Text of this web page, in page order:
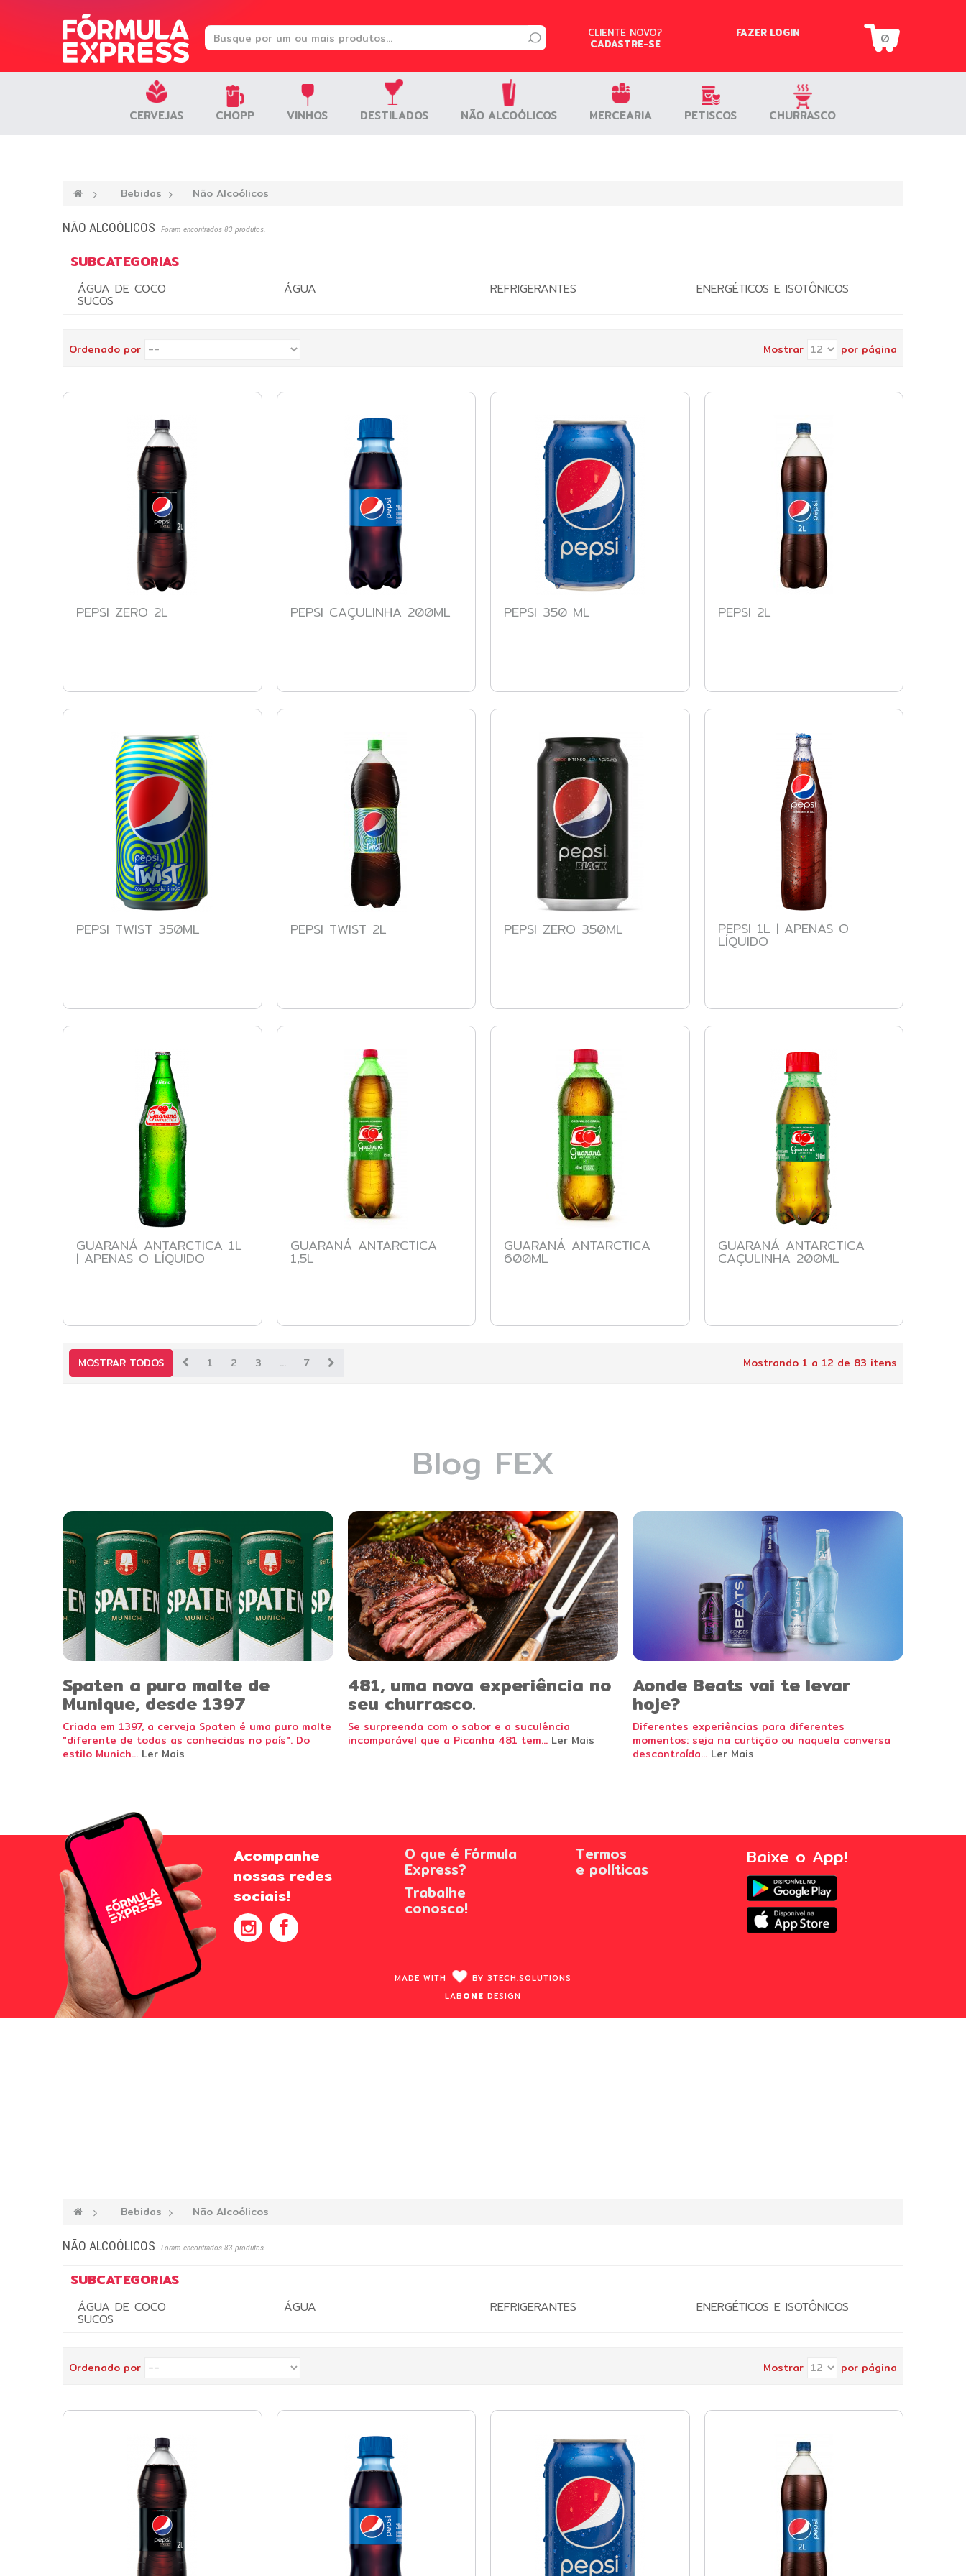
CLIENTE NOVO?
CADASTRE-SE
FAZER LOGIN 0
CERVEJAS CHOPP VINHOS DESTILADOS NÃO ALCOÓLICOS MERCEARIA PETISCOS CHURRASCO
—› Bebidas —› Não Alcoólicos
NÃO ALCOÓLICOS Foram encontrados 83 produtos.
SUBCATEGORIAS
ÁGUA DE COCO ÁGUA REFRIGERANTES ENERGÉTICOS E ISOTÔNICOS
SUCOS
Ordenado por Mostrar por página
PEPSI ZERO 2L PEPSI CAÇULINHA 200ML PEPSI 350 ML PEPSI 2L
PEPSI TWIST 350ML PEPSI TWIST 2L PEPSI ZERO 350ML PEPSI 1L | APENAS O
LÍQUIDO
GUARANÁ ANTARCTICA 1L
| APENAS O LÍQUIDO
GUARANÁ ANTARCTICA
1,5L
GUARANÁ ANTARCTICA
600ML
GUARANÁ ANTARCTICA
CAÇULINHA 200ML
MOSTRAR TODOS 1 2 3 ... 7 Mostrando 1 a 12 de 83 itens
Blog FEX
Spaten a puro malte de
Munique, desde 1397
Criada em 1397, a cerveja Spaten é uma puro malte
"diferente de todas as conhecidas no país". Do
estilo Munich... Ler Mais
481, uma nova experiência no
seu churrasco.
Se surpreenda com o sabor e a suculência
incomparável que a Picanha 481 tem... Ler Mais
Aonde Beats vai te levar
hoje?
Diferentes experiências para diferentes
momentos: seja na curtição ou naquela conversa
descontraída... Ler Mais
Acompanhe
nossas redes
sociais!
O que é Fórmula
Express?
Trabalhe
conosco!
Termos
e políticas
Baixe o App!
MADE WITH BY 3TECH.SOLUTIONS
LABONE DESIGN
CLIENTE NOVO?
CADASTRE-SE
FAZER LOGIN 0
CERVEJAS CHOPP VINHOS DESTILADOS NÃO ALCOÓLICOS MERCEARIA PETISCOS CHURRASCO
—› Bebidas —› Não Alcoólicos
NÃO ALCOÓLICOS Foram encontrados 83 produtos.
SUBCATEGORIAS
ÁGUA DE COCO ÁGUA REFRIGERANTES ENERGÉTICOS E ISOTÔNICOS
SUCOS
Ordenado por Mostrar por página